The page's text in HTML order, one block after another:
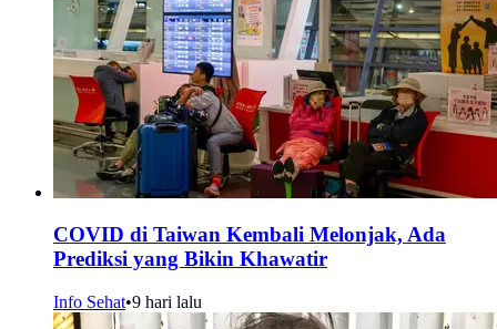
COVID di Taiwan Kembali Melonjak, Ada
Prediksi yang Bikin Khawatir
Info Sehat•9 hari lalu